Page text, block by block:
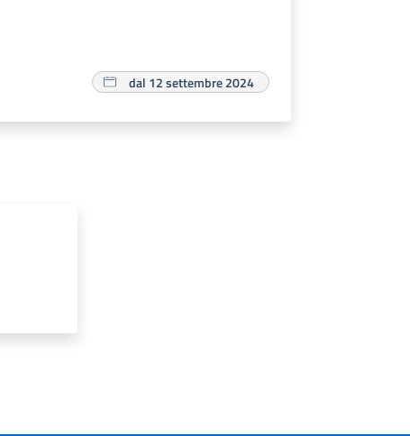
dal 12 settembre 2024